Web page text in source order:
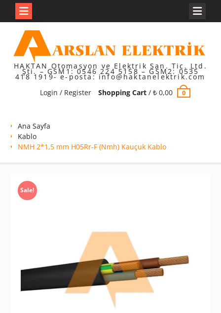
content
HAKTAN Otomasyon ve Elektrik San. Tic. Ltd.
Şti. – GSM1: 0546 224 5158 – GSM2: 0535
418 1919- e-posta: info@haktanelektrik.com
Login / Register
Shopping Cart/ ₺0,00 0
Ana Sayfa
Kablo
NMH 2*1,5 mm H05Rr-F (Nmh) Kauçuk Kablo
Sale!